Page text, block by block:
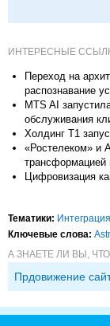
ИНТЕРЕСНЫЕ
Переход на
распознавание
MTS AI
обслуживания
Холдинг Т1
«Ростелеком» и
трансформацией
Цифровизация
Тематики: Интеграция
Ключевые слова:
А ЗНАЕТЕ ЛИ ВЫ,
Прдовижение